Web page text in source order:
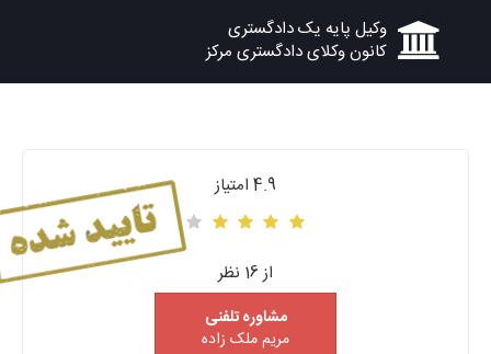
وکیل پایه یک دادگستری
کانون وکلای دادگستری مرکز
4.9 امتیاز
از 16 نظر
مشاوره تلفنی
مریم ملک زاده